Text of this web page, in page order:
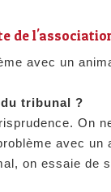
de
avec un
tribunal ?
On
avec
on essaie